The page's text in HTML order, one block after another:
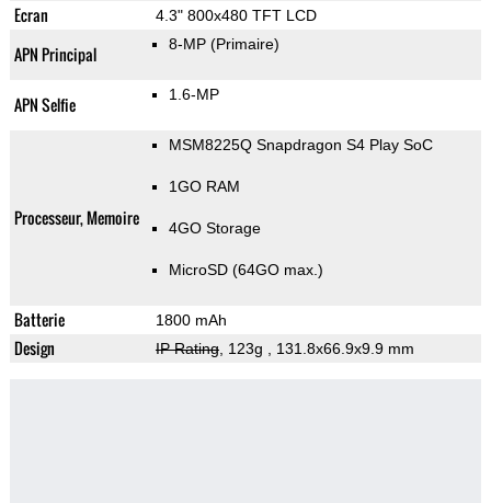
Ecran 4.3" 800x480 TFT LCD
APN Principal 8-MP (Primaire)
APN Selfie 1.6-MP
Processeur, Memoire
MSM8225Q Snapdragon S4 Play SoC
1GO RAM
4GO Storage
MicroSD (64GO max.)
Batterie 1800 mAh
Design IP Rating, 123g , 131.8x66.9x9.9 mm